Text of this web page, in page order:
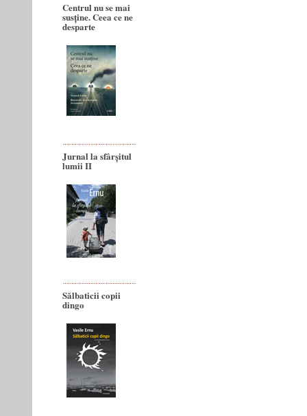
Centrul nu se mai
susține. Ceea ce ne
desparte
Jurnal la sfârșitul
lumii II
Sălbaticii copii
dingo